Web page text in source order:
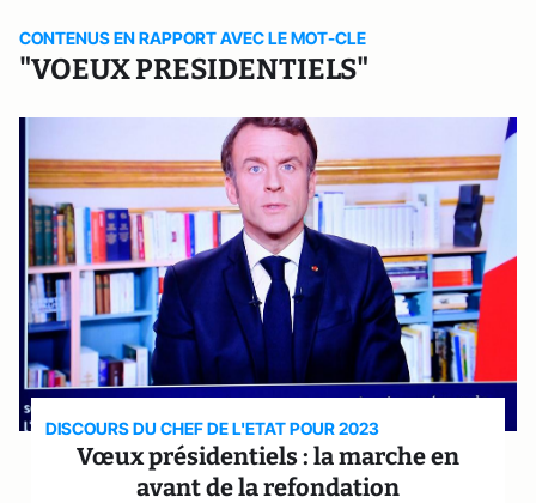
CONTENUS EN RAPPORT AVEC LE MOT-CLE
"VOEUX PRESIDENTIELS"
DISCOURS DU CHEF DE L'ETAT POUR 2023
Vœux présidentiels : la marche en
avant de la refondation